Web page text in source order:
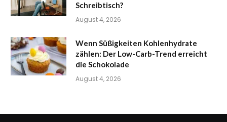
Schreibtisch?
August 4, 2026
Wenn Süßigkeiten Kohlenhydrate
zählen: Der Low-Carb-Trend erreicht
die Schokolade
August 4, 2026